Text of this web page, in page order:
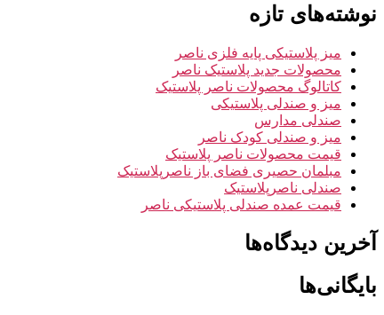
نوشته‌های تازه
میز پلاستیکی پایه فلزی ناصر
محصولات جدید پلاستیک ناصر
کاتالوگ محصولات ناصر پلاستیک
میز و صندلی پلاستیکی
صندلی مدارس
میز و صندلی کودک ناصر
قیمت محصولات ناصر پلاستیک
مبلمان حصیری فضای باز ناصرپلاستیک
صندلی ناصرپلاستیک
قیمت عمده صندلی پلاستیکی ناصر
آخرین دیدگاه‌ها
بایگانی‌ها